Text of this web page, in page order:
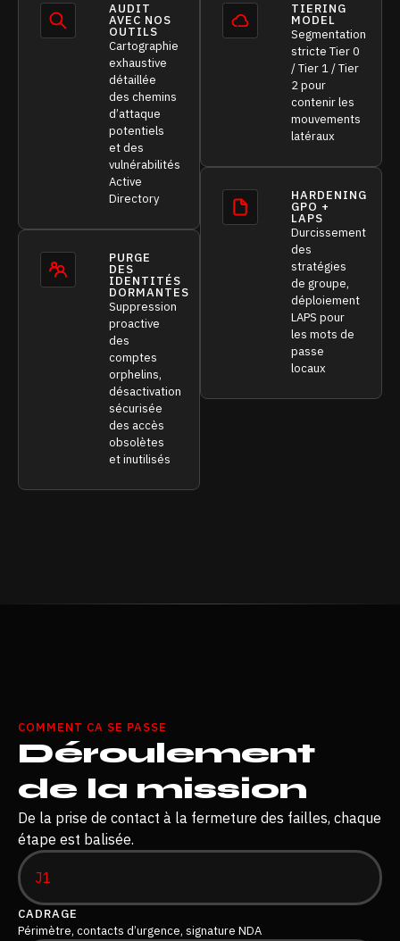
AUDIT
AVEC NOS
OUTILS
Cartographie
exhaustive
détaillée
des chemins
d’attaque
potentiels
et des
vulnérabilités
Active
Directory
PURGE
DES
IDENTITÉS
DORMANTES
Suppression
proactive
des
comptes
orphelins,
désactivation
sécurisée
des accès
obsolètes
et inutilisés
TIERING
MODEL
Segmentation
stricte Tier 0
/ Tier 1 / Tier
2 pour
contenir les
mouvements
latéraux
HARDENING
GPO +
LAPS
Durcissement
des
stratégies
de groupe,
déploiement
LAPS pour
les mots de
passe
locaux
COMMENT CA SE PASSE
Déroulement
de la mission
De la prise de contact à la fermeture des failles, chaque
étape est balisée.
J1
CADRAGE
Périmètre, contacts d’urgence, signature NDA